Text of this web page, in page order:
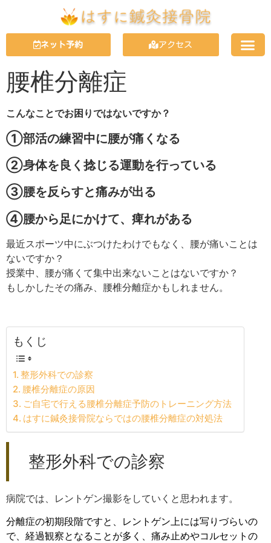
ネット予約 アクセス
腰椎分離症
こんなことでお困りではないですか？
①部活の練習中に腰が痛くなる
②身体を良く捻じる運動を行っている
③腰を反らすと痛みが出る
④腰から足にかけて、痺れがある
最近スポーツ中にぶつけたわけでもなく、腰が痛いことは
ないですか？
授業中、腰が痛くて集中出来ないことはないですか？
もしかしたその痛み、腰椎分離症かもしれません。
もくじ
整形外科での診察
腰椎分離症の原因
ご自宅で行える腰椎分離症予防のトレーニング方法
はすに鍼灸接骨院ならではの腰椎分離症の対処法
整形外科での診察
病院では、レントゲン撮影をしていくと思われます。
分離症の初期段階ですと、レントゲン上には写りづらいの
で、経過観察となることが多く、痛み止めやコルセットの